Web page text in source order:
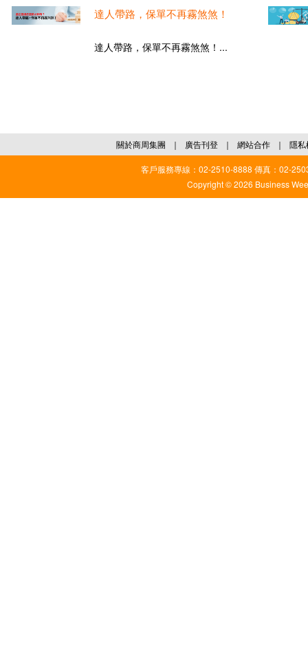
達人帶路，保單不再霧煞煞！
達人帶路，保單不再霧煞煞！...
關於商周集團 ｜ 廣告刊登 ｜ 網站合作 ｜ 隱私
客戶服務專線：02-2510-8888 傳真：02-
Copyright © 2026 Business